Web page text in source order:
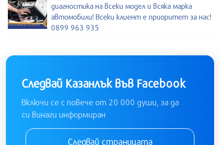
диагностика на всеки модел и всяка марка
автомобили! Всеки клиент е приоритет за нас!
0899 963 935
Следвай Казанлък във Facebook
Включи се с повече от 20 000 души, за да
си винаги информиран
Следвай страницата